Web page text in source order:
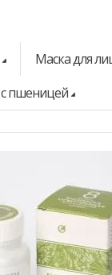
Маска для
с пшеницей